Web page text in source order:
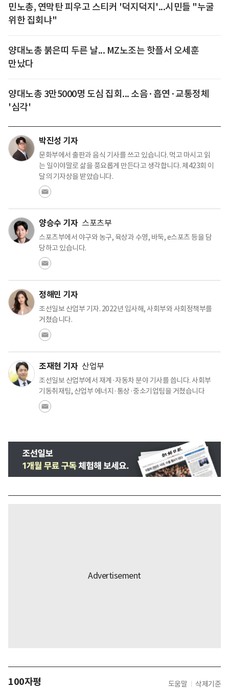
민노총, 연막탄 피우고 스티커 '덕지덕지'...시민들 "누굴
위한 집회냐"
양대노총 붉은띠 두른 날... MZ노조는 핫플서 오세훈
만났다
양대노총 3만5000명 도심 집회... 소음·흡연·교통정체
'심각'
박진성 기자
문화부에서 출판과 음식 기사를 쓰고 있습니다. 먹고 마시고 읽
는 일이야말로 삶을 풍요롭게 만든다고 생각합니다. 제423회 이
달의 기자상을 받았습니다.
양승수 기자 스포츠부
스포츠부에서 야구와 농구, 육상과 수영, 바둑, e스포츠 등을 담
당하고 있습니다.
정해민 기자
조선일보 산업부 기자. 2022년 입사해, 사회부와 사회정책부를
거쳤습니다.
조재현 기자 산업부
조선일보 산업부에서 재계·자동차 분야 기사를 씁니다. 사회부
기동취재팀, 산업부 에너지·통상·중소기업팀을 거쳤습니다
100자평 도움말 삭제기준